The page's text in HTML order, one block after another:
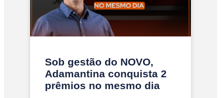
Sob gestão do NOVO,
Adamantina conquista 2
prêmios no mesmo dia